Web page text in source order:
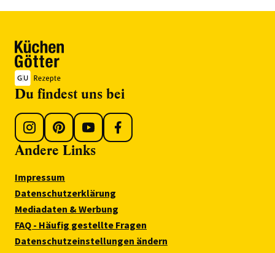
Du findest uns bei
Andere Links
Impressum
Datenschutzerklärung
Mediadaten & Werbung
FAQ - Häufig gestellte Fragen
Datenschutzeinstellungen ändern